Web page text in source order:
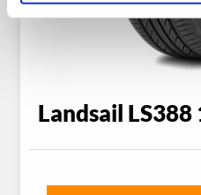
Landsail